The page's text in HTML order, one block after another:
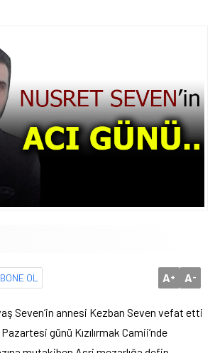
OL A+ A-
Seven’in annesi Kezban Seven vefat etti
günü Kızılırmak Camii’nde